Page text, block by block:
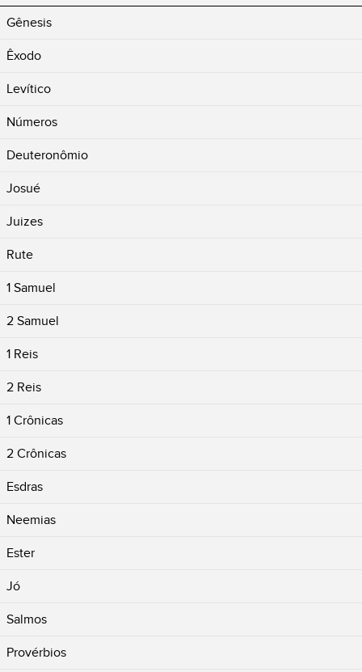
Gênesis
Êxodo
Levítico
Números
Deuteronômio
Josué
Juizes
Rute
1 Samuel
2 Samuel
1 Reis
2 Reis
1 Crônicas
2 Crônicas
Esdras
Neemias
Ester
Jó
Salmos
Provérbios